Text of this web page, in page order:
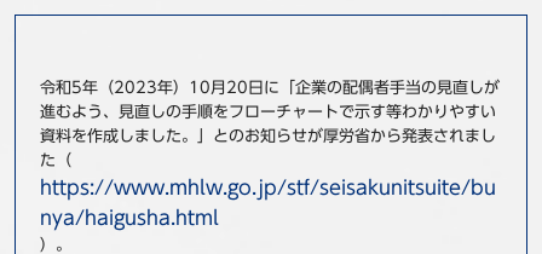
出版書籍
セミナ−
令和5年（2023年）10月20日に「企業の配偶者手当の見直しが
進むよう、見直しの手順をフローチャートで示す等わかりやすい
資料を作成しました。」とのお知らせが厚労省から発表されまし
た（
https://www.mhlw.go.jp/stf/seisakunitsuite/bu
nya/haigusha.html
）。